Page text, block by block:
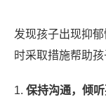
发现孩子出现抑
时采取措施帮助孩
1. 保持沟通，倾听